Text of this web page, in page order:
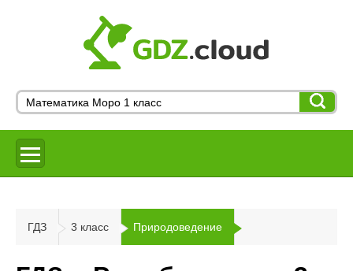
ГДЗ 3 класс Природоведение